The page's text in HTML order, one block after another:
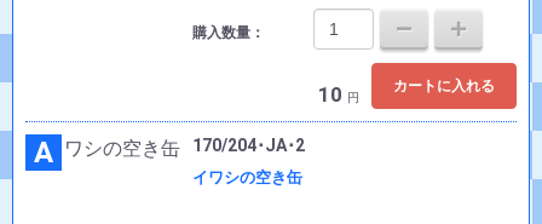
購入数量：
10 円
カートに入れる
A 170/204･JA･2
イワシの空き缶